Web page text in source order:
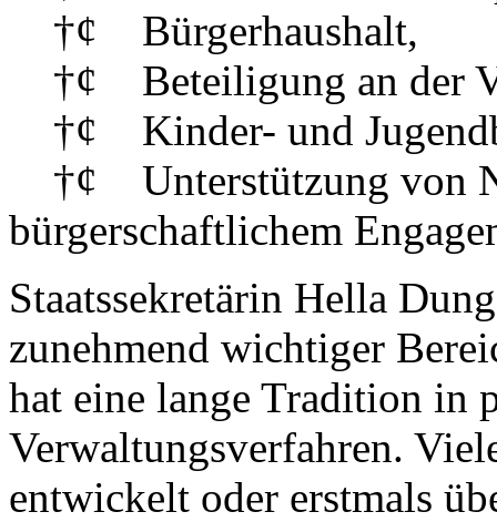
†¢ Bürgerhaushalt,
†¢ Beteiligung an der
†¢ Kinder- und
†¢ Unterstützung von
bürgerschaftlichem
Staatssekretärin Hella
zunehmend wichtiger
hat eine lange Tradition in
Verwaltungsverfahren.
entwickelt oder erstmals